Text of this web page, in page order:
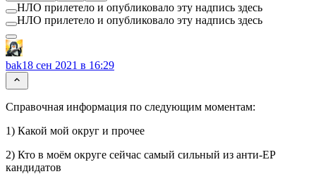
НЛО прилетело и опубликовало эту надпись здесь
НЛО прилетело и опубликовало эту надпись здесь
bak18 сен 2021 в 16:29
Справочная информация по следующим моментам:
1) Какой мой округ и прочее
2) Кто в моём округе сейчас самый сильный из анти-ЕР
кандидатов